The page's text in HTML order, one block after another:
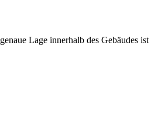
Lage innerhalb des Gebäudes